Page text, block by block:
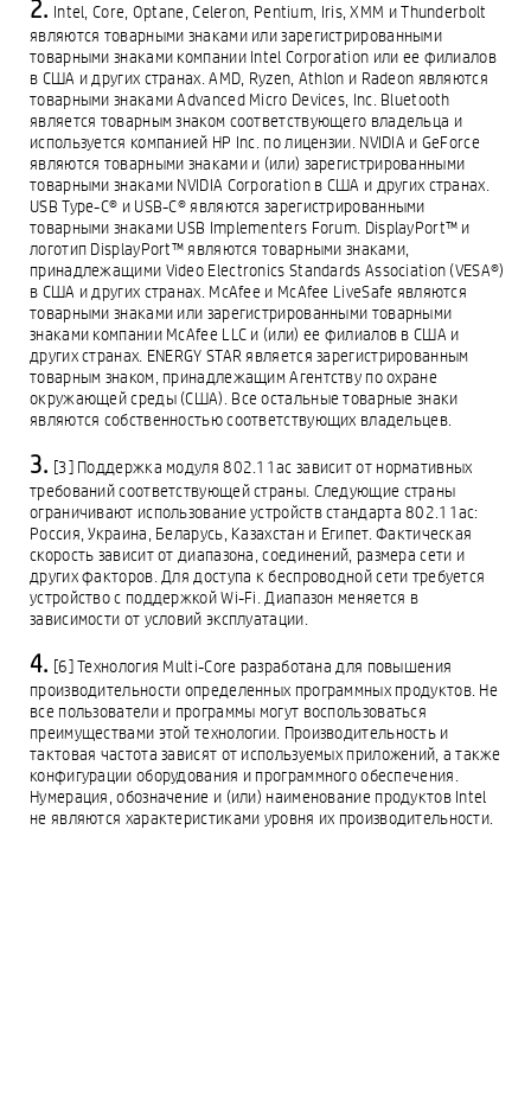
Intel, Core, Optane, Celeron, Pentium, Iris, XMM и Thunderbolt
являются товарными знаками или зарегистрированными
товарными знаками компании Intel Corporation или ее филиалов
в США и других странах. AMD, Ryzen, Athlon и Radeon являются
товарными знаками Advanced Micro Devices, Inc. Bluetooth
является товарным знаком соответствующего владельца и
используется компанией HP Inc. по лицензии. NVIDIA и GeForce
являются товарными знаками и (или) зарегистрированными
товарными знаками NVIDIA Corporation в США и других странах.
USB Type-C® и USB-C® являются зарегистрированными
товарными знаками USB Implementers Forum. DisplayPort™ и
логотип DisplayPort™ являются товарными знаками,
принадлежащими Video Electronics Standards Association (VESA®)
в США и других странах. McAfee и McAfee LiveSafe являются
товарными знаками или зарегистрированными товарными
знаками компании McAfee LLC и (или) ее филиалов в США и
других странах. ENERGY STAR является зарегистрированным
товарным знаком, принадлежащим Агентству по охране
окружающей среды (США). Все остальные товарные знаки
являются собственностью соответствующих владельцев.
[3] Поддержка модуля 802.11ac зависит от нормативных
требований соответствующей страны. Следующие страны
ограничивают использование устройств стандарта 802.11ac:
Россия, Украина, Беларусь, Казахстан и Египет. Фактическая
скорость зависит от диапазона, соединений, размера сети и
других факторов. Для доступа к беспроводной сети требуется
устройство с поддержкой Wi-Fi. Диапазон меняется в
зависимости от условий эксплуатации.
[6] Технология Multi-Core разработана для повышения
производительности определенных программных продуктов. Не
все пользователи и программы могут воспользоваться
преимуществами этой технологии. Производительность и
тактовая частота зависят от используемых приложений, а также
конфигурации оборудования и программного обеспечения.
Нумерация, обозначение и (или) наименование продуктов Intel
не являются характеристиками уровня их производительности.